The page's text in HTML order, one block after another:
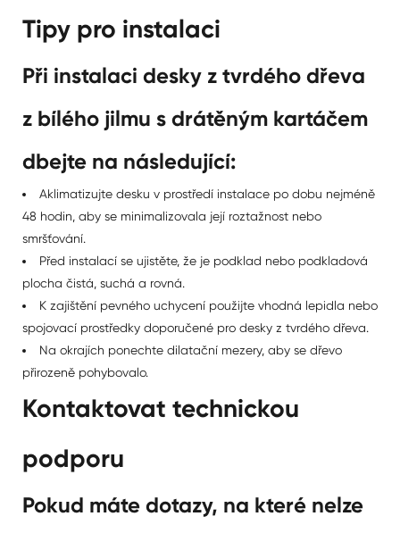
Tipy pro instalaci
Při instalaci desky z tvrdého dřeva
z bílého jilmu s drátěným kartáčem
dbejte na následující:
Aklimatizujte desku v prostředí instalace po dobu nejméně
48 hodin, aby se minimalizovala její roztažnost nebo
smršťování.
Před instalací se ujistěte, že je podklad nebo podkladová
plocha čistá, suchá a rovná.
K zajištění pevného uchycení použijte vhodná lepidla nebo
spojovací prostředky doporučené pro desky z tvrdého dřeva.
Na okrajích ponechte dilatační mezery, aby se dřevo
přirozeně pohybovalo.
Kontaktovat technickou
podporu
Pokud máte dotazy, na které nelze